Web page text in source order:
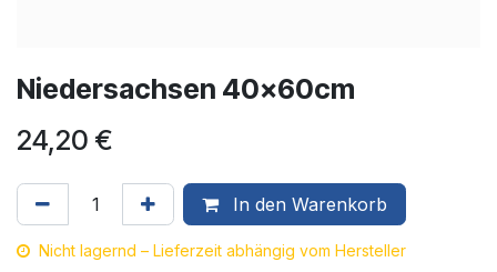
Niedersachsen 40x60cm
24,20 €
In den Warenkorb
Nicht lagernd – Lieferzeit abhängig vom Hersteller